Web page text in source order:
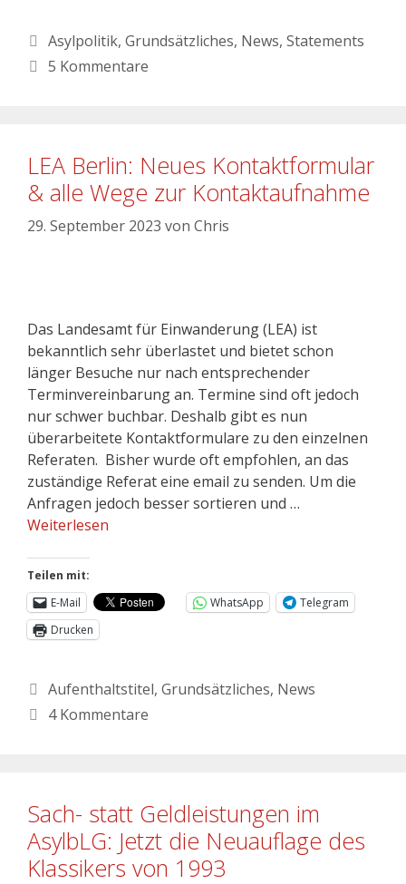
Asylpolitik, Grundsätzliches, News, Statements
5 Kommentare
LEA Berlin: Neues Kontaktformular
& alle Wege zur Kontaktaufnahme
29. September 2023 von Chris
Das Landesamt für Einwanderung (LEA) ist
bekanntlich sehr überlastet und bietet schon
länger Besuche nur nach entsprechender
Terminvereinbarung an. Termine sind oft jedoch
nur schwer buchbar. Deshalb gibt es nun
überarbeitete Kontaktformulare zu den einzelnen
Referaten. Bisher wurde oft empfohlen, an das
zuständige Referat eine email zu senden. Um die
Anfragen jedoch besser sortieren und …
Weiterlesen
Teilen mit:
E-Mail
WhatsApp
Telegram
Drucken
Aufenthaltstitel, Grundsätzliches, News
4 Kommentare
Sach- statt Geldleistungen im
AsylbLG: Jetzt die Neuauflage des
Klassikers von 1993